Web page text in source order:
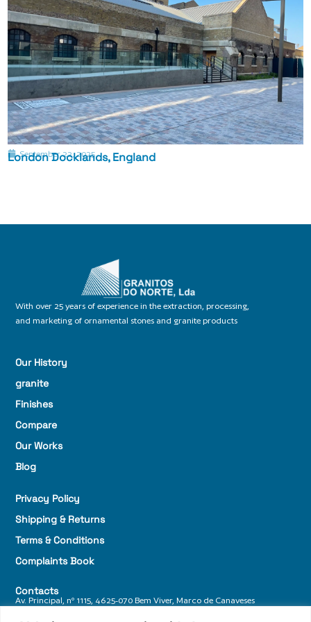
September 22, 2025
London Docklands, England
With over 25 years of experience in the extraction, processing,
and marketing of ornamental stones and granite products
Our History
granite
Finishes
Compare
Our Works
Blog
Privacy Policy
Shipping & Returns
Terms & Conditions
Complaints Book
Contacts
Av. Principal, nº 1115, 4625-070 Bem Viver, Marco de Canaveses
+ 351 255 588 770